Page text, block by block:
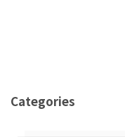
Categories